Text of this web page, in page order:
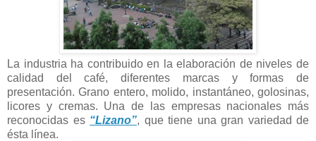
La industria ha contribuido en la elaboración de niveles de
calidad del café, diferentes marcas y formas de
presentación. Grano entero, molido, instantáneo, golosinas,
licores y cremas. Una de las empresas nacionales más
reconocidas es “Lizano”, que tiene una gran variedad de
ésta línea.